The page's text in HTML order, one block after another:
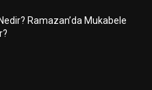
Ramazan’da Mukabele